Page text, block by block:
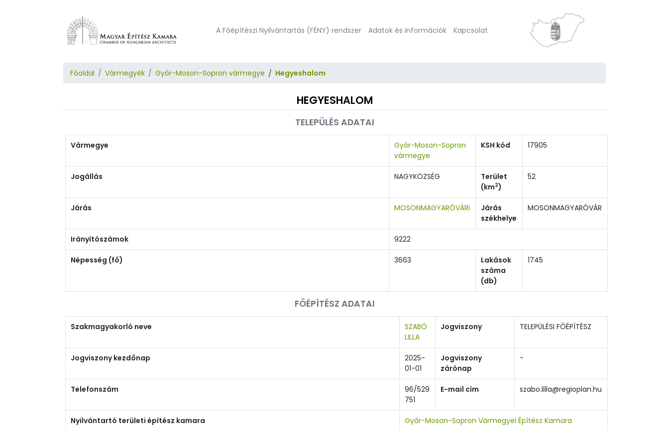
A Főépítészi Nyilvántartás (FÉNY) rendszer Adatok és információk Kapcsolat
Főoldal Vármegyék Győr-Moson-Sopron vármegye Hegyeshalom
HEGYESHALOM
TELEPÜLÉS ADATAI
Vármegye
Győr-Moson-Sopron
vármegye
KSH kód 17905
Jogállás NAGYKÖZSÉG
Terület
(km2)
52
Járás MOSONMAGYARÓVÁRI
Járás
székhelye
MOSONMAGYARÓVÁR
Irányítószámok 9222
Népesség (fő) 3663
Lakások
száma
(db)
1745
FŐÉPÍTÉSZ ADATAI
Szakmagyakorló neve
SZABÓ
LILLA
Jogviszony TELEPÜLÉSI FŐÉPÍTÉSZ
Jogviszony kezdőnap
2025-
01-01
Jogviszony
zárónap
-
Telefonszám
96/529
751
E-mail cím szabo.lilla@regioplan.hu
Nyilvántartó területi építész kamara Győr-Moson-Sopron Vármegyei Építész Kamara